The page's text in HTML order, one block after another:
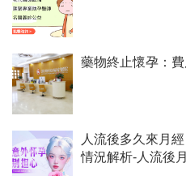
藥物終止懷孕：
人流後多久來月
情況解析-人流後